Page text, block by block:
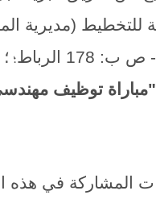
للتخطيط (مديرية
؛
"مباراة توظيف
المشاركة في هذه